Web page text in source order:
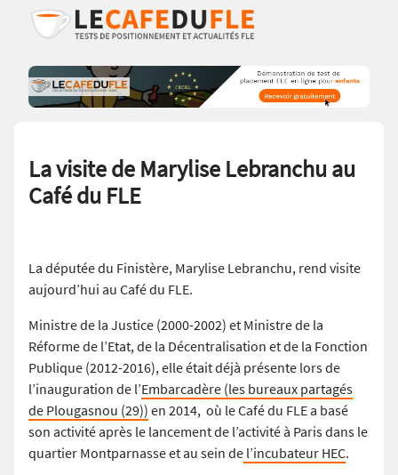
La visite de Marylise Lebranchu au
Café du FLE
La députée du Finistère, Marylise Lebranchu, rend visite
aujourd’hui au Café du FLE.
Ministre de la Justice (2000-2002) et Ministre de la
Réforme de l’Etat, de la Décentralisation et de la Fonction
Publique (2012-2016), elle était déjà présente lors de
l’inauguration de l’Embarcadère (les bureaux partagés
de Plougasnou (29)) en 2014, où le Café du FLE a basé
son activité après le lancement de l’activité à Paris dans le
quartier Montparnasse et au sein de l’incubateur HEC.